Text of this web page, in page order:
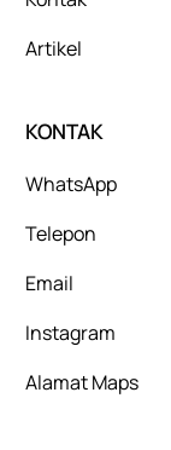
Artikel
KONTAK
WhatsApp
Telepon
Email
Instagram
Alamat Maps